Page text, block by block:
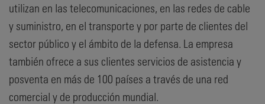
utilizan en las telecomunicaciones, en las redes de cable
y suministro, en el transporte y por parte de clientes del
sector público y el ámbito de la defensa. La empresa
también ofrece a sus clientes servicios de asistencia y
posventa en más de 100 países a través de una red
comercial y de producción mundial.